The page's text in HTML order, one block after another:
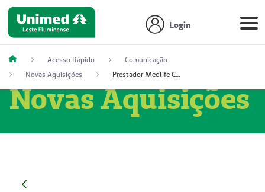
Login
Acesso Rápido
Comunicação
Novas Aquisições
Prestador Medlife Consultas e Diagnósticos (51004334-2)
Novas Aquisições